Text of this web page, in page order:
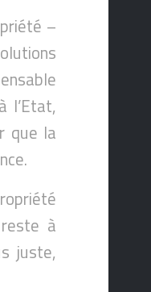
–
l’Etat,
que la
à
juste,